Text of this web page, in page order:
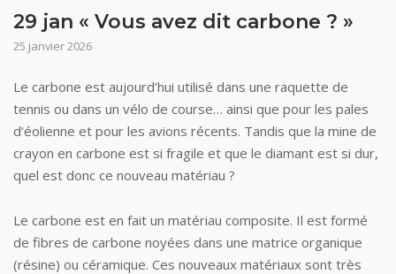
29 jan « Vous avez dit carbone ? »
25 janvier 2026
Le carbone est aujourd’hui utilisé dans une raquette de
tennis ou dans un vélo de course… ainsi que pour les pales
d’éolienne et pour les avions récents. Tandis que la mine de
crayon en carbone est si fragile et que le diamant est si dur,
quel est donc ce nouveau matériau ?
Le carbone est en fait un matériau composite. Il est formé
de fibres de carbone noyées dans une matrice organique
(résine) ou céramique. Ces nouveaux matériaux sont très